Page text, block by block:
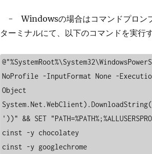
- Windowsの場合はコマンドプロン
ターミナルにて、以下のコマンドを実行す
NoProfile -InputFormat None -
Object
'))" && SET
cinst -y chocolatey
cinst -y googlechrome